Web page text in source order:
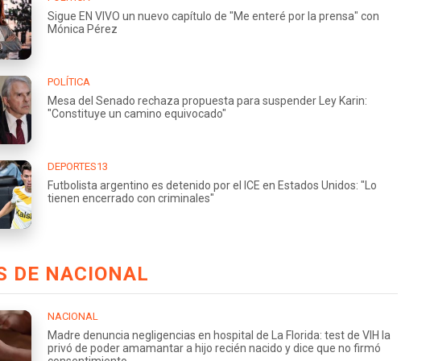
Sigue EN VIVO un nuevo capítulo de "Me enteré por la prensa" con
Mónica Pérez
POLÍTICA
Mesa del Senado rechaza propuesta para suspender Ley Karin:
"Constituye un camino equivocado"
DEPORTES13
Futbolista argentino es detenido por el ICE en Estados Unidos: "Lo
tienen encerrado con criminales"
DE NACIONAL
NACIONAL
Madre denuncia negligencias en hospital de La Florida: test de VIH la
privó de poder amamantar a hijo recién nacido y dice que no firmó